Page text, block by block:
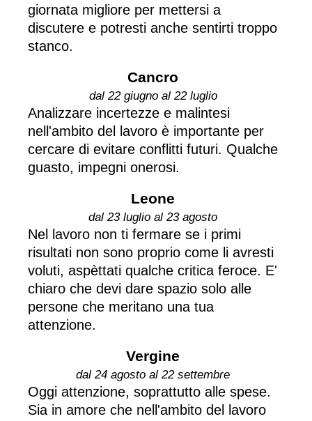
giornata migliore per mettersi a
discutere e potresti anche sentirti troppo
stanco.
Cancro
dal 22 giugno al 22 luglio
Analizzare incertezze e malintesi
nell'ambito del lavoro è importante per
cercare di evitare conflitti futuri. Qualche
guasto, impegni onerosi.
Leone
dal 23 luglio al 23 agosto
Nel lavoro non ti fermare se i primi
risultati non sono proprio come li avresti
voluti, aspèttati qualche critica feroce. E'
chiaro che devi dare spazio solo alle
persone che meritano una tua
attenzione.
Vergine
dal 24 agosto al 22 settembre
Oggi attenzione, soprattutto alle spese.
Sia in amore che nell'ambito del lavoro